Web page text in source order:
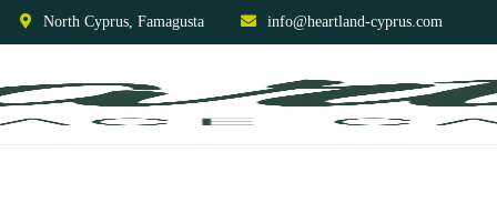
North Cyprus, Famagusta info@heartland-cyprus.com